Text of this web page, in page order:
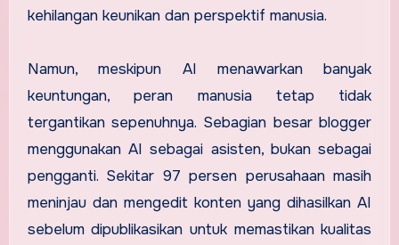
kehilangan keunikan dan perspektif manusia.
Namun, meskipun AI menawarkan banyak
keuntungan, peran manusia tetap tidak
tergantikan sepenuhnya. Sebagian besar blogger
menggunakan AI sebagai asisten, bukan sebagai
pengganti. Sekitar 97 persen perusahaan masih
meninjau dan mengedit konten yang dihasilkan AI
sebelum dipublikasikan untuk memastikan kualitas